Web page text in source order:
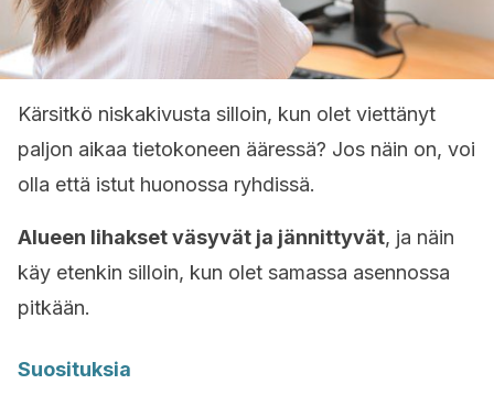
Kärsitkö niskakivusta silloin, kun olet viettänyt
paljon aikaa tietokoneen ääressä? Jos näin on, voi
olla että istut huonossa ryhdissä.
Alueen lihakset väsyvät ja jännittyvät, ja näin
käy etenkin silloin, kun olet samassa asennossa
pitkään.
Suosituksia